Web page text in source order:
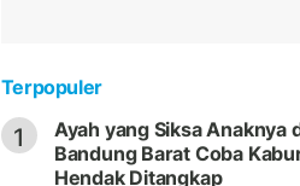
Terpopuler
1
Ayah yang Siksa Anaknya
Bandung Barat Coba
Hendak Ditangkap